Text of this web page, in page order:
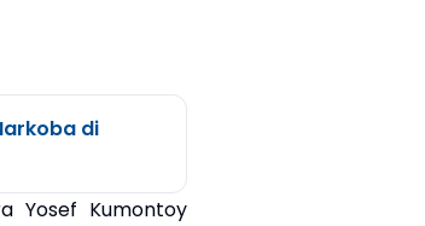
di
Yosef Kumontoy